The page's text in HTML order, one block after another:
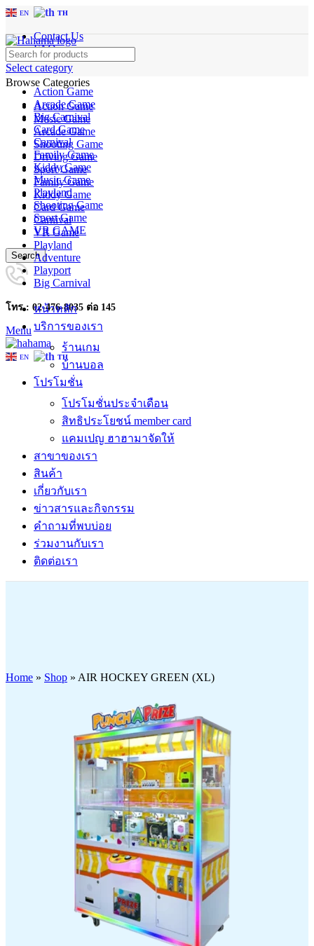
EN TH
Contact Us
FAQs
Select category
Action Game
Arcade Game
Big Carnival
Card Game
Carnival
Family Game
Kiddy Game
Music Game
Playland
Shooting Game
Sport Game
VR GAME
Search
โทร : 02-476-8035 ต่อ 145
Menu
EN TH
Browse Categories
Action Game
Music Game
Arcade Game
Shooting Game
Driving Game
Sport Game
Family Game
Kiddy Game
Card Game
Carnival
VR Game
Playland
Adventure
Playport
Big Carnival
หน้าหลัก
บริการของเรา
ร้านเกม
บ้านบอล
โปรโมชั่น
โปรโมชั่นประจำเดือน
สิทธิประโยชน์ member card
แคมเปญ ฮาฮามาจัดให้
สาขาของเรา
สินค้า
เกี่ยวกับเรา
ข่าวสารและกิจกรรม
คำถามที่พบบ่อย
ร่วมงานกับเรา
ติดต่อเรา
Home » Shop » AIR HOCKEY GREEN (XL)